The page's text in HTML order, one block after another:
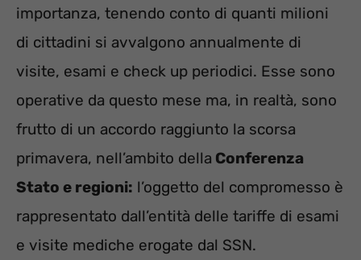
importanza, tenendo conto di quanti milioni
di cittadini si avvalgono annualmente di
visite, esami e check up periodici. Esse sono
operative da questo mese ma, in realtà, sono
frutto di un accordo raggiunto la scorsa
primavera, nell’ambito della Conferenza
Stato e regioni: l’oggetto del compromesso è
rappresentato dall’entità delle tariffe di esami
e visite mediche erogate dal SSN.